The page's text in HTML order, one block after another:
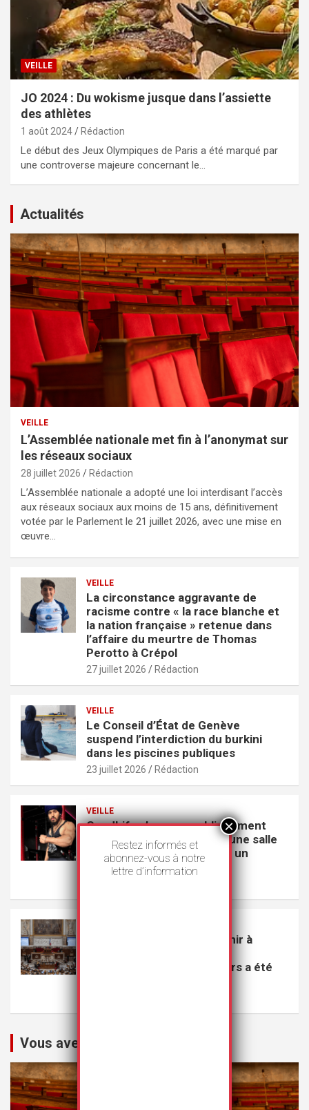
VEILLE
JO 2024 : Du wokisme jusque dans l’assiette
des athlètes
1 août 2024 Rédaction
Le début des Jeux Olympiques de Paris a été marqué par
une controverse majeure concernant le…
Actualités
VEILLE
L’Assemblée nationale met fin à l’anonymat sur
les réseaux sociaux
28 juillet 2026 Rédaction
L’Assemblée nationale a adopté une loi interdisant l’accès
aux réseaux sociaux aux moins de 15 ans, définitivement
votée par le Parlement le 21 juillet 2026, avec une mise en
œuvre…
VEILLE
La circonstance aggravante de
racisme contre « la race blanche et
la nation française » retenue dans
l’affaire du meurtre de Thomas
Perotto à Crépol
27 juillet 2026 Rédaction
VEILLE
Le Conseil d’État de Genève
suspend l’interdiction du burkini
dans les piscines publiques
23 juillet 2026 Rédaction
VEILLE
GoodLife s’excuse publiquement
pour avoir exclu un Sikh d’une salle
de sport parce qu’il portait un
couteau
Le projet de loi visant à punir à
multirécidivistes de mineurs a été
Vous avez peut-être manqué
Restez informés et
abonnez-vous à notre
lettre d’information